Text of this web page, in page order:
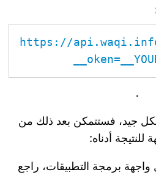
https://
.
جيد، فستتمكن بعد ذلك من
أدناه:
برمجة التطبيقات، راجع